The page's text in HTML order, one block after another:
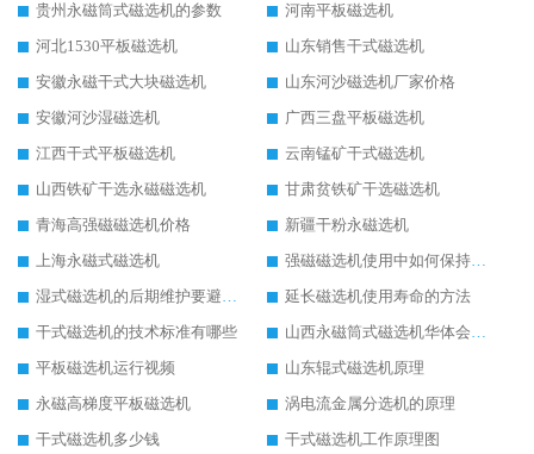
贵州永磁筒式磁选机的参数
河南平板磁选机
河北1530平板磁选机
山东销售干式磁选机
安徽永磁干式大块磁选机
山东河沙磁选机厂家价格
安徽河沙湿磁选机
广西三盘平板磁选机
江西干式平板磁选机
云南锰矿干式磁选机
山西铁矿干选永磁磁选机
甘肃贫铁矿干选磁选机
青海高强磁磁选机价格
新疆干粉永磁选机
上海永磁式磁选机
强磁磁选机使用中如何保持其顺畅运行
湿式磁选机的后期维护要避开哪些坑
延长磁选机使用寿命的方法
干式磁选机的技术标准有哪些
山西永磁筒式磁选机华体会手机网页版-华体会(中国)
平板磁选机运行视频
山东辊式磁选机原理
永磁高梯度平板磁选机
涡电流金属分选机的原理
干式磁选机多少钱
干式磁选机工作原理图